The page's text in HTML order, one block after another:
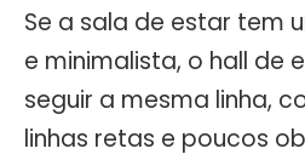
Se a sala de estar tem
e minimalista, o hall de
seguir a mesma linha,
linhas retas e poucos